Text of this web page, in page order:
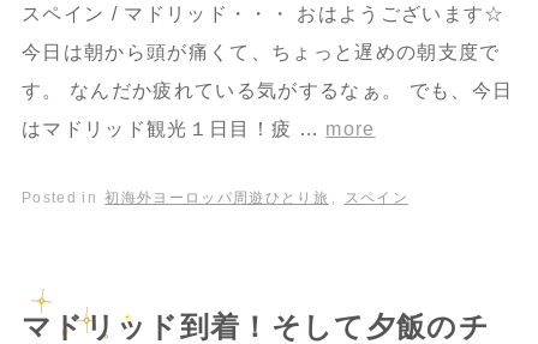
スペイン / マドリッド・・・ おはようございます☆
今日は朝から頭が痛くて、ちょっと遅めの朝支度で
す。 なんだか疲れている気がするなぁ。 でも、今日
はマドリッド観光１日目！疲 … more
Posted in 初海外ヨーロッパ周遊ひとり旅 スペイン
マドリッド到着！そして夕飯のチ